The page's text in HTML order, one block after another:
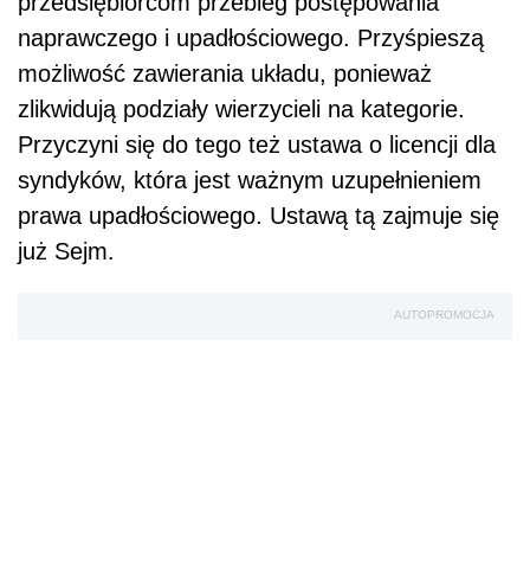
naprawczego i upadłościowego. Przyśpieszą
możliwość zawierania układu, ponieważ
zlikwidują podziały wierzycieli na kategorie.
Przyczyni się do tego też ustawa o licencji dla
syndyków, która jest ważnym uzupełnieniem
prawa upadłościowego. Ustawą tą zajmuje się
już Sejm.
AUTOPROMOCJA